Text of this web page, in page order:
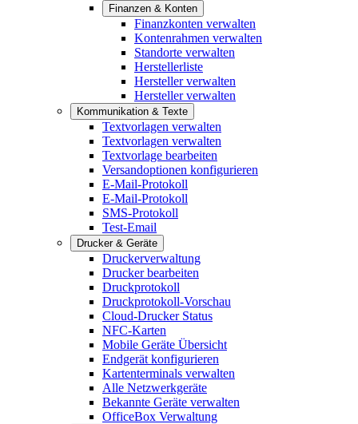
Finanzen & Konten
Finanzkonten verwalten
Kontenrahmen verwalten
Standorte verwalten
Herstellerliste
Hersteller verwalten
Hersteller verwalten
Kommunikation & Texte
Textvorlagen verwalten
Textvorlagen verwalten
Textvorlage bearbeiten
Versandoptionen konfigurieren
E-Mail-Protokoll
E-Mail-Protokoll
SMS-Protokoll
Test-Email
Drucker & Geräte
Druckerverwaltung
Drucker bearbeiten
Druckprotokoll
Druckprotokoll-Vorschau
Cloud-Drucker Status
NFC-Karten
Mobile Geräte Übersicht
Endgerät konfigurieren
Kartenterminals verwalten
Alle Netzwerkgeräte
Bekannte Geräte verwalten
OfficeBox Verwaltung